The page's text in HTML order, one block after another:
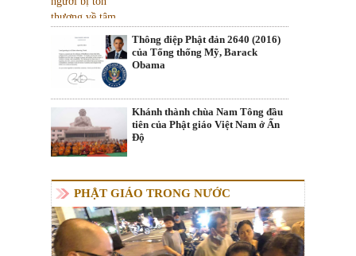
​Thông điệp Phật đản 2640 (2016)
của Tổng thống Mỹ, Barack
Obama
Khánh thành chùa Nam Tông đầu
tiên của Phật giáo Việt Nam ở Ấn
Độ
PHẬT GIÁO TRONG NƯỚC